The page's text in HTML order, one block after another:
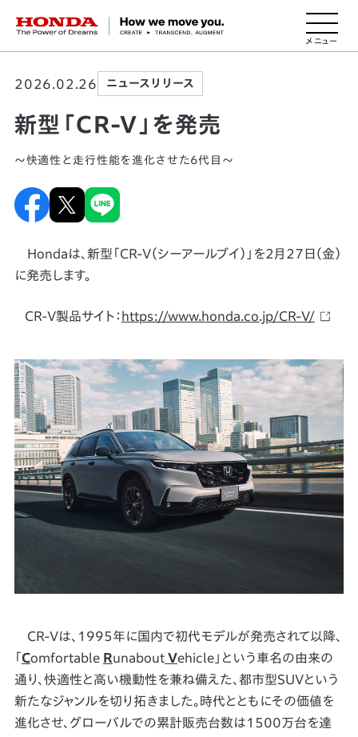
HONDA The Power of Dreams
2026.02.26 ニュースリリース
新型「CR-V」を発売
～快適性と走行性能を進化させた6代目～
Hondaは、新型「CR-V（シーアールブイ）」を2月27日（金）
に発売します。
CR-V製品サイト： https://www.honda.co.jp/CR-V/
CR-Vは、1995年に国内で初代モデルが発売されて以降、
Comfortable RunaboutVehicle」という車名の由来の
通り、快適性と高い機動性を兼ね備えた、都市型SUVという
新たなジャンルを切り拓きました。時代とともにその価値を
進化させ、グローバルでの累計販売台数は1500万台を達